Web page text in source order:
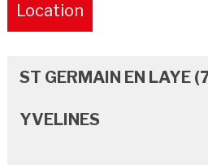
Location
ST GERMAIN EN LAYE
YVELINES